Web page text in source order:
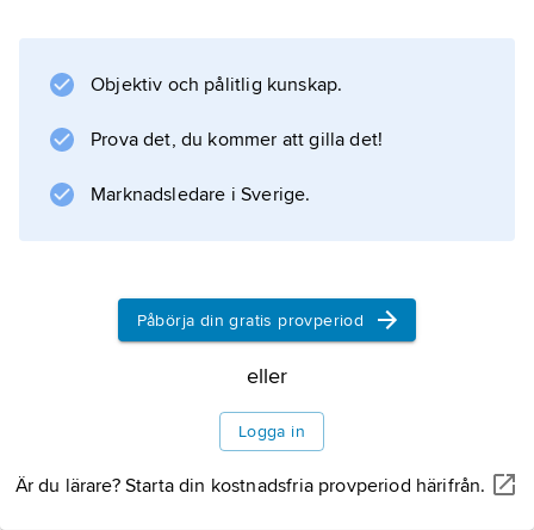
bromsar luftens vertikala omblandning, har
Objektiv och pålitlig kunskap.
Prova det, du kommer att gilla det!
Marknadsledare i Sverige.
Påbörja din gratis provperiod
eller
Logga in
Är du lärare? Starta din kostnadsfria provperiod härifrån.